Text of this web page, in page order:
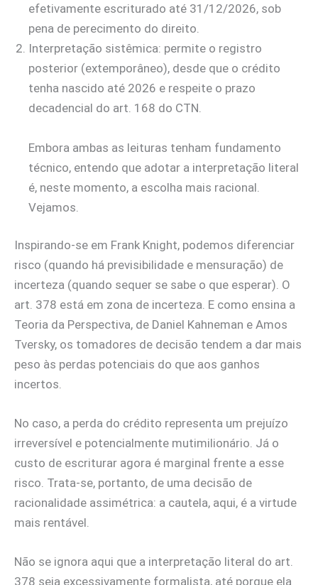
efetivamente escriturado até 31/12/2026, sob
pena de perecimento do direito.
Interpretação sistêmica: permite o registro
posterior (extemporâneo), desde que o crédito
tenha nascido até 2026 e respeite o prazo
decadencial do art. 168 do CTN.
Embora ambas as leituras tenham fundamento
técnico, entendo que adotar a interpretação literal
é, neste momento, a escolha mais racional.
Vejamos.
Inspirando-se em Frank Knight, podemos diferenciar
risco (quando há previsibilidade e mensuração) de
incerteza (quando sequer se sabe o que esperar). O
art. 378 está em zona de incerteza. E como ensina a
Teoria da Perspectiva, de Daniel Kahneman e Amos
Tversky, os tomadores de decisão tendem a dar mais
peso às perdas potenciais do que aos ganhos
incertos.
No caso, a perda do crédito representa um prejuízo
irreversível e potencialmente mutimilionário. Já o
custo de escriturar agora é marginal frente a esse
risco. Trata-se, portanto, de uma decisão de
racionalidade assimétrica: a cautela, aqui, é a virtude
mais rentável.
Não se ignora aqui que a interpretação literal do art.
378 seja excessivamente formalista, até porque ela